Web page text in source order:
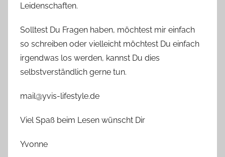
Leidenschaften.
Solltest Du Fragen haben, möchtest mir einfach
so schreiben oder vielleicht möchtest Du einfach
irgendwas los werden, kannst Du dies
selbstverständlich gerne tun.
mail@yvis-lifestyle.de
Viel Spaß beim Lesen wünscht Dir
Yvonne